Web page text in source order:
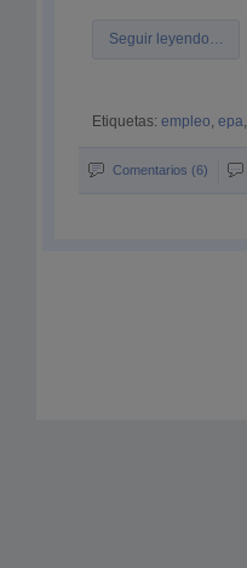
Seguir leyendo…
Etiquetas: empleo, epa,
Comentarios (6)